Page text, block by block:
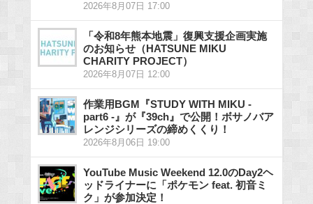
2026年8月07日 17:00
「令和8年熊本地震」復興支援企画実施
のお知らせ（HATSUNE MIKU
CHARITY PROJECT）
2026年8月07日 12:00
作業用BGM『STUDY WITH MIKU -
part6 -』が『39ch』で公開！ボサノバア
レンジシリーズの締めくくり！
2026年8月06日 19:00
YouTube Music Weekend 12.0のDay2ヘ
ッドライナーに「ポケモン feat. 初音ミ
ク」が参加決定！